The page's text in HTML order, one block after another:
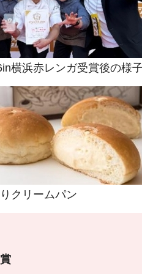
横浜赤レンガ受賞後の様
クリームパン